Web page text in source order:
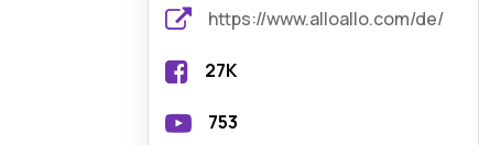
https://www.alloallo.com/de/
27K
753